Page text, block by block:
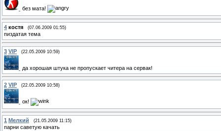
без мата!
4 костя (07.06.2009 01:55)
пиздатая тема
3 VIP (22.05.2009 10:59)
да хорошая штука не пропускает читера на сервак!
2 VIP (22.05.2009 10:58)
ок!
1 Мелкий (21.05.2009 11:15)
парни саветую качать